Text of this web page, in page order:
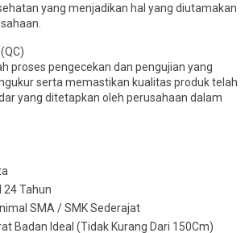
yang menjadikan hal yang diutamakan
proses pengecekan dan pengujian yang
serta memastikan kualitas produk telah
yang ditetapkan oleh perusahaan dalam
24 Tahun
SMA / SMK Sederajat
Badan Ideal (Tidak Kurang Dari 150Cm)